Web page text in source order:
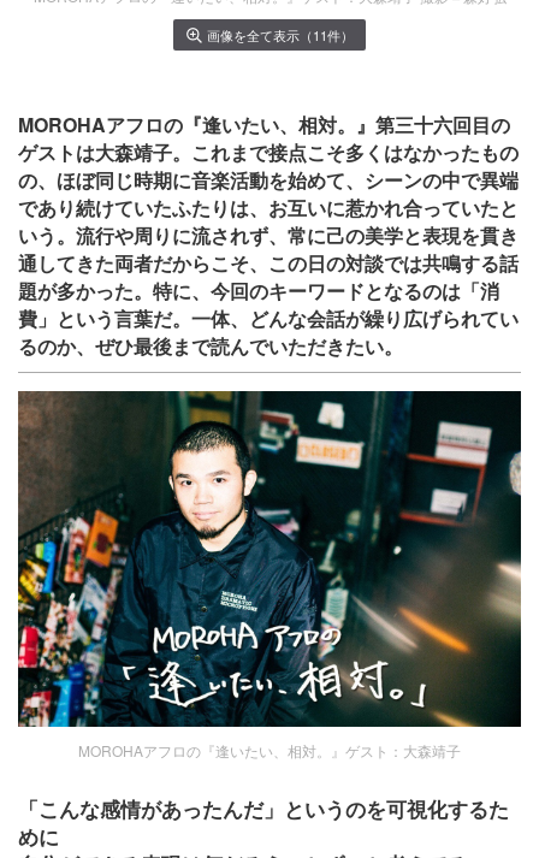
画像を全て表示（11件）
MOROHAアフロの『逢いたい、相対。』第三十六回目の
ゲストは大森靖子。これまで接点こそ多くはなかったもの
の、ほぼ同じ時期に音楽活動を始めて、シーンの中で異端
であり続けていたふたりは、お互いに惹かれ合っていたと
いう。流行や周りに流されず、常に己の美学と表現を貫き
通してきた両者だからこそ、この日の対談では共鳴する話
題が多かった。特に、今回のキーワードとなるのは「消
費」という言葉だ。一体、どんな会話が繰り広げられてい
るのか、ぜひ最後まで読んでいただきたい。
MOROHAアフロの『逢いたい、相対。』ゲスト：大森靖子
「こんな感情があったんだ」というのを可視化するた
めに